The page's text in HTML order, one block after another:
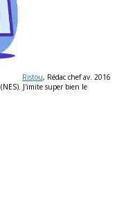
Ristou, Rédac chef av. 2016
J'imite super bien le